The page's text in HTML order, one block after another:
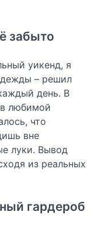
забыто
уикенд, я
– решил
день. В
любимой
что
вне
луки. Вывод
из реальных
гардероб